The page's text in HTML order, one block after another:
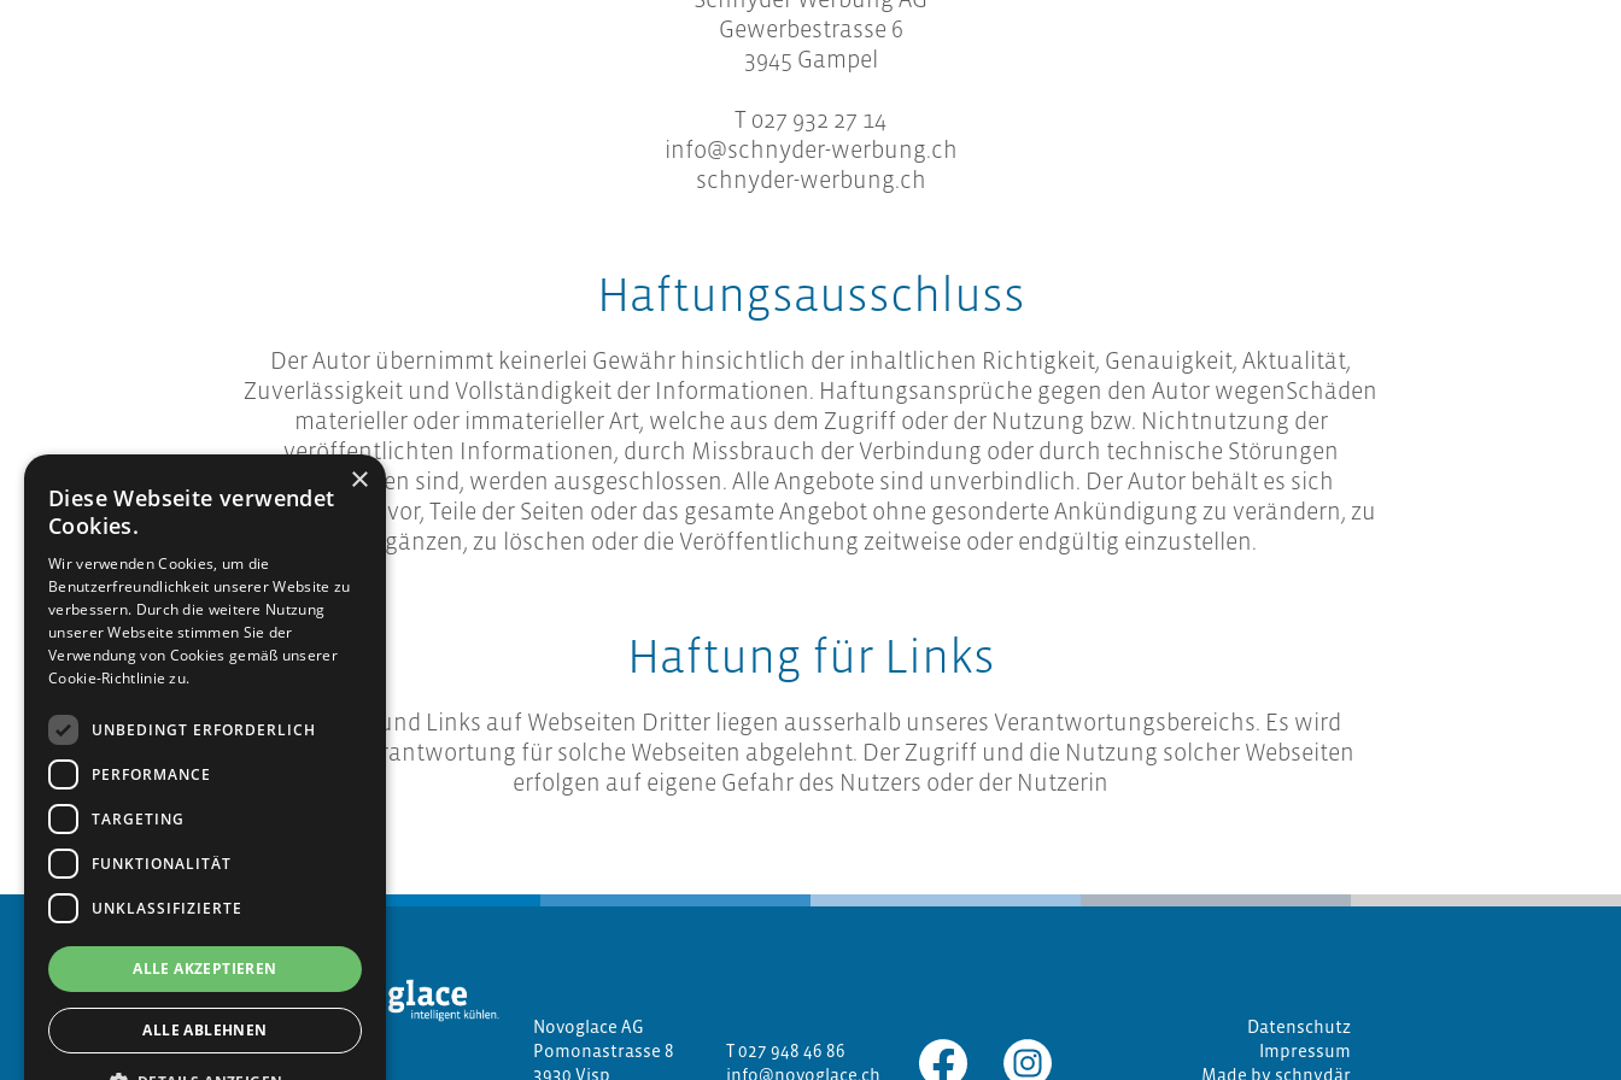
Gewerbestrasse 6
3945 Gampel
T 027 932 27 14
info@schnyder-werbung.ch
schnyder-werbung.ch
Haftungsausschluss
Der Autor übernimmt keinerlei Gewähr hinsichtlich der inhaltlichen Richtigkeit, Genauigkeit, Aktualität,
Zuverlässigkeit und Vollständigkeit der Informationen. Haftungsansprüche gegen den Autor wegenSchäden
materieller oder immaterieller Art, welche aus dem Zugriff oder der Nutzung bzw. Nichtnutzung der
veröffentlichten Informationen, durch Missbrauch der Verbindung oder durch technische Störungen
entstanden sind, werden ausgeschlossen. Alle Angebote sind unverbindlich. Der Autor behält es sich
ausdrücklich vor, Teile der Seiten oder das gesamte Angebot ohne gesonderte Ankündigung zu verändern, zu
ergänzen, zu löschen oder die Veröffentlichung zeitweise oder endgültig einzustellen.
Haftung für Links
Verweise und Links auf Webseiten Dritter liegen ausserhalb unseres Verantwortungsbereichs. Es wird
jegliche Verantwortung für solche Webseiten abgelehnt. Der Zugriff und die Nutzung solcher Webseiten
erfolgen auf eigene Gefahr des Nutzers oder der Nutzerin
Novoglace AG
Pomonastrasse 8
3930 Visp
T 027 948 46 86
info@novoglace.ch
Datenschutz
Impressum
Made by schnydär
×
Diese Webseite verwendet
Cookies.
Wir verwenden Cookies, um die
Benutzerfreundlichkeit unserer Website zu
verbessern. Durch die weitere Nutzung
unserer Webseite stimmen Sie der
Verwendung von Cookies gemäß unserer
Cookie-Richtlinie zu.
UNBEDINGT ERFORDERLICH
PERFORMANCE
TARGETING
FUNKTIONALITÄT
UNKLASSIFIZIERTE
ALLE AKZEPTIEREN
ALLE ABLEHNEN